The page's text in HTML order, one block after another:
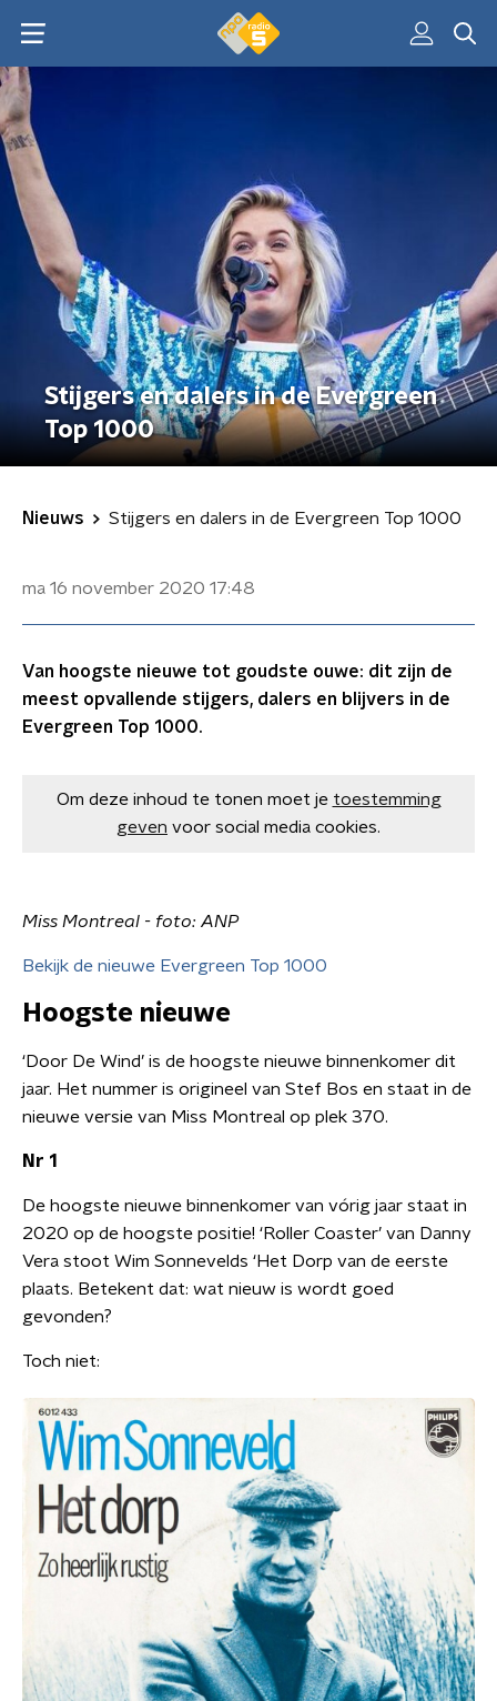
Stijgers en dalers in de Evergreen
Top 1000
Nieuws Stijgers en dalers in de Evergreen Top 1000
ma 16 november 2020 17:48
Van hoogste nieuwe tot goudste ouwe: dit zijn de
meest opvallende stijgers, dalers en blijvers in de
Evergreen Top 1000.
Om deze inhoud te tonen moet je toestemming
geven voor social media cookies.
Miss Montreal - foto: ANP
Bekijk de nieuwe Evergreen Top 1000
Hoogste nieuwe
‘Door De Wind’ is de hoogste nieuwe binnenkomer dit
jaar. Het nummer is origineel van Stef Bos en staat in de
nieuwe versie van Miss Montreal op plek 370.
Nr 1
De hoogste nieuwe binnenkomer van vórig jaar staat in
2020 op de hoogste positie! ‘Roller Coaster’ van Danny
Vera stoot Wim Sonnevelds ‘Het Dorp van de eerste
plaats. Betekent dat: wat nieuw is wordt goed
gevonden?
Toch niet: